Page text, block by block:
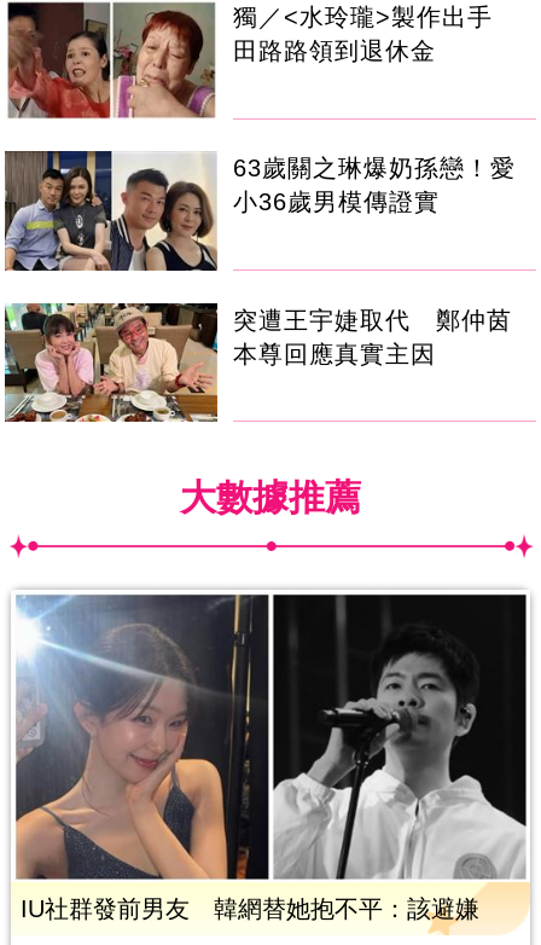
獨／<水玲瓏>製作出手
田路路領到退休金
63歲關之琳爆奶孫戀！愛
小36歲男模傳證實
突遭王宇婕取代 鄭仲茵
本尊回應真實主因
大數據推薦
IU社群發前男友 韓網替她抱不平：該避嫌